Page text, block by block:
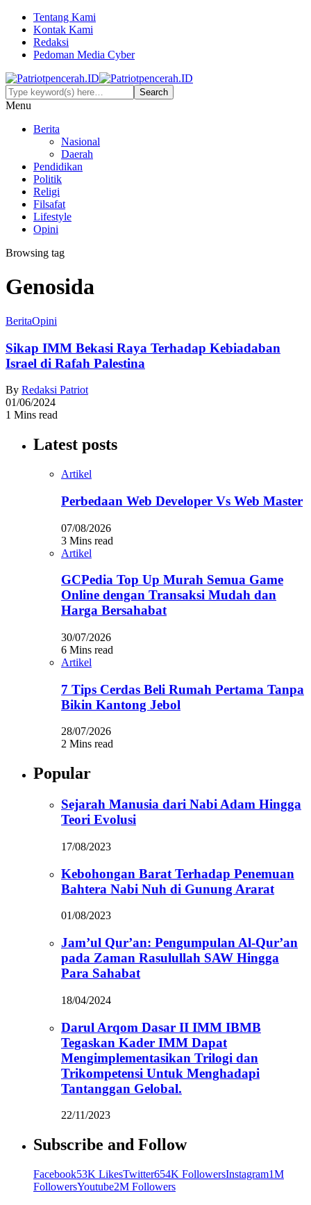
Tentang Kami
Kontak Kami
Redaksi
Pedoman Media Cyber
Menu
Berita
Nasional
Daerah
Pendidikan
Politik
Religi
Filsafat
Lifestyle
Opini
Browsing tag
Genosida
BeritaOpini
Sikap IMM Bekasi Raya Terhadap Kebiadaban
Israel di Rafah Palestina
By Redaksi Patriot
01/06/2024
1 Mins read
Latest posts
Artikel
Perbedaan Web Developer Vs Web Master
07/08/2026
3 Mins read
Artikel
GCPedia Top Up Murah Semua Game
Online dengan Transaksi Mudah dan
Harga Bersahabat
30/07/2026
6 Mins read
Artikel
7 Tips Cerdas Beli Rumah Pertama Tanpa
Bikin Kantong Jebol
28/07/2026
2 Mins read
Popular
Sejarah Manusia dari Nabi Adam Hingga
Teori Evolusi
17/08/2023
Kebohongan Barat Terhadap Penemuan
Bahtera Nabi Nuh di Gunung Ararat
01/08/2023
Jam’ul Qur’an: Pengumpulan Al-Qur’an
pada Zaman Rasulullah SAW Hingga
Para Sahabat
18/04/2024
Darul Arqom Dasar II IMM IBMB
Tegaskan Kader IMM Dapat
Mengimplementasikan Trilogi dan
Trikompetensi Untuk Menghadapi
Tantanggan Gelobal.
22/11/2023
Subscribe and Follow
Facebook53K LikesTwitter654K FollowersInstagram1M
FollowersYoutube2M Followers